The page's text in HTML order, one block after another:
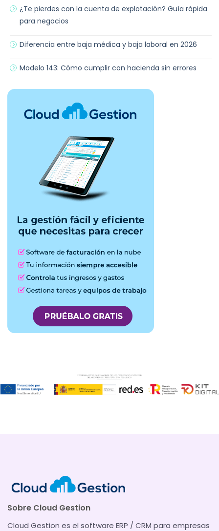
¿Te pierdes con la cuenta de explotación? Guía rápida
para negocios
Diferencia entre baja médica y baja laboral en 2026
Modelo 143: Cómo cumplir con hacienda sin errores
Sobre Cloud Gestion
Cloud Gestion es el software ERP / CRM para empresas